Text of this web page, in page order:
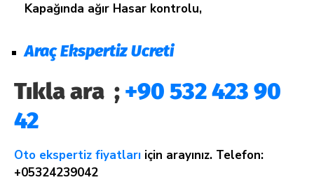
Kapağında ağır Hasar kontrolu,
Araç Ekspertiz Ucreti
Tıkla ara ; +90 532 423 90
42
Oto ekspertiz fiyatları için arayınız. Telefon:
+05324239042